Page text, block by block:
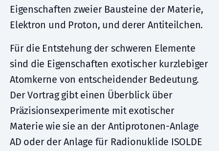
Eigenschaften zweier Bausteine der Materie,
Elektron und Proton, und derer Antiteilchen.
Für die Entstehung der schweren Elemente
sind die Eigenschaften exotischer kurzlebiger
Atomkerne von entscheidender Bedeutung.
Der Vortrag gibt einen Überblick über
Präzisionsexperimente mit exotischer
Materie wie sie an der Antiprotonen-Anlage
AD oder der Anlage für Radionuklide ISOLDE